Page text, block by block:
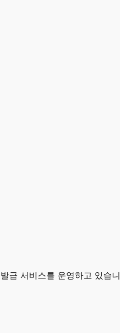
급 서비스를 운영하고 있습니